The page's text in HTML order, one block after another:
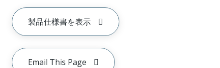
製品仕様書を表示
Email This Page